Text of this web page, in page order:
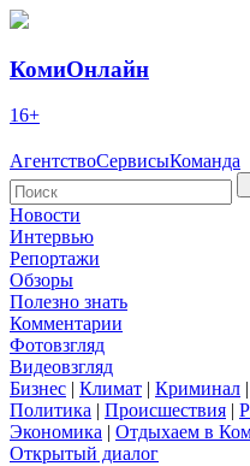
КомиОнлайн
16+
АгентствоСервисыКоманда
Новости
Интервью
Репортажи
Обзоры
Полезно знать
Комментарии
Фотовзгляд
Видеовзгляд
Бизнес | Климат | Криминал |
Политика | Происшествия |
Экономика | Отдыхаем в
Открытый диалог